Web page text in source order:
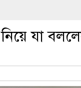
যা